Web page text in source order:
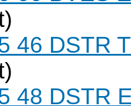
46 DSTR
48 DSTR